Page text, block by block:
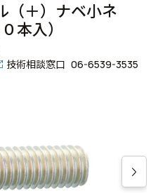
＋）ナベ小ネ
本入）
技術相談窓口 06-6539-3535